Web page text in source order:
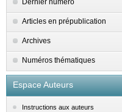
Dernier numéro
Articles en prépublication
Archives
Numéros thématiques
Espace Auteurs
Instructions aux auteurs